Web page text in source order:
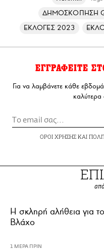
ΔΗΜΟΣΚΟΠΗΣΗ
ΕΚΛΟΓΕΣ 2023
ΕΓΓΡΑΦΕΙΤΕ
Για να λαμβάνετε κάθε
ΟΡΟΙ ΧΡΗΣΗΣΚΑΙ
H σκληρή αλήθεια για
Βλάχο
1 ΜΕΡΑ ΠΡΙΝ